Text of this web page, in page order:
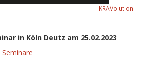
KRAVolution
in Köln Deutz am 25.02.2023